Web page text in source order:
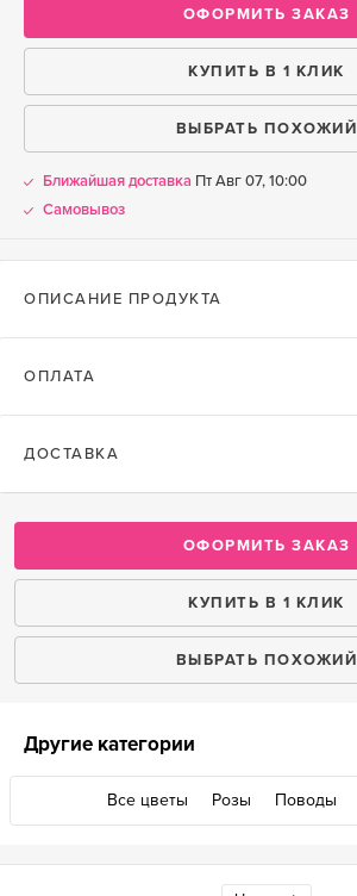
ОФОРМИТЬ ЗАКАЗ
КУПИТЬ В 1 КЛИК
ВЫБРАТЬ ПОХОЖИЙ
Ближайшая доставка Пт Авг 07, 10:00
Самовывоз
ОПИСАНИЕ ПРОДУКТА
ОПЛАТА
ДОСТАВКА
ОФОРМИТЬ ЗАКАЗ
КУПИТЬ В 1 КЛИК
ВЫБРАТЬ ПОХОЖИЙ
Другие категории
Все цветы Розы Поводы